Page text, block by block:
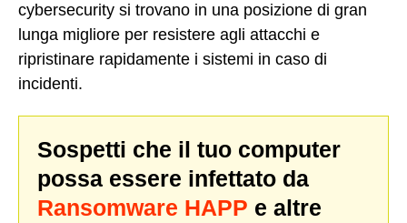
cybersecurity si trovano in una posizione di gran
lunga migliore per resistere agli attacchi e
ripristinare rapidamente i sistemi in caso di
incidenti.
Sospetti che il tuo computer
possa essere infettato da
Ransomware HAPP e altre